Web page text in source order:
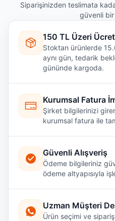
Siparişinizden teslimata
güvenli
150 TL Üzeri
Stoktan ürünlerde
aynı gün, tedarik
gününde kargoda.
Kurumsal Fatura
Şirket bilgilerinizi
kurumsal fatura ile
Güvenli Alışveriş
Ödeme bilgileriniz
ödeme altyapısıyla
Uzman Müşteri
Ürün seçimi ve sipariş